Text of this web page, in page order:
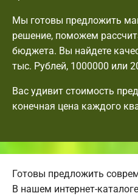
Мы готовы предложить
решение, поможем
бюджета. Вы найдете
тыс. Рублей, 1000000 или
Вас удивит стоимость
конечная цена каждого
Готовы предложить
В нашем интернет-